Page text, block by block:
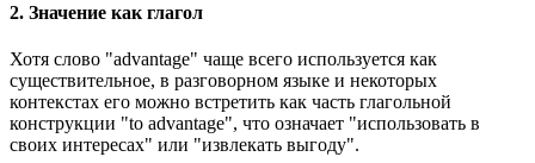
2. Значение как глагол
Хотя слово "advantage" чаще всего используется как
существительное, в разговорном языке и некоторых
контекстах его можно встретить как часть глагольной
конструкции "to advantage", что означает "использовать в
своих интересах" или "извлекать выгоду".